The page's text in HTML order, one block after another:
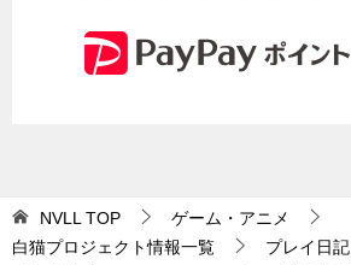
NVLLTOP
ゲーム・アニメ
白猫プロジェクト情報一覧
プレイ日記